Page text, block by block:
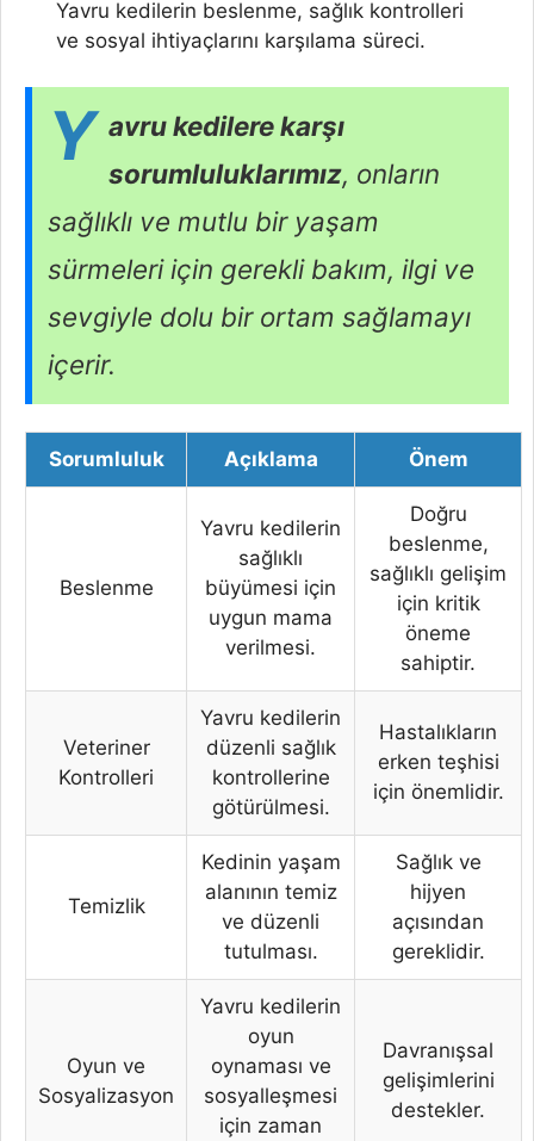
Yavru kedilerin beslenme, sağlık kontrolleri
ve sosyal ihtiyaçlarını karşılama süreci.
Y avru kedilere karşı
sorumluluklarımız, onların
sağlıklı ve mutlu bir yaşam
sürmeleri için gerekli bakım, ilgi ve
sevgiyle dolu bir ortam sağlamayı
içerir.
Sorumluluk Açıklama Önem
Beslenme
Yavru kedilerin
sağlıklı
büyümesi için
uygun mama
verilmesi.
Doğru
beslenme,
sağlıklı gelişim
için kritik
öneme
sahiptir.
Veteriner
Kontrolleri
Yavru kedilerin
düzenli sağlık
kontrollerine
götürülmesi.
Hastalıkların
erken teşhisi
için önemlidir.
Temizlik
Kedinin yaşam
alanının temiz
ve düzenli
tutulması.
Sağlık ve
hijyen
açısından
gereklidir.
Oyun ve
Sosyalizasyon
Yavru kedilerin
oyun
oynaması ve
sosyalleşmesi
için zaman
Davranışsal
gelişimlerini
destekler.